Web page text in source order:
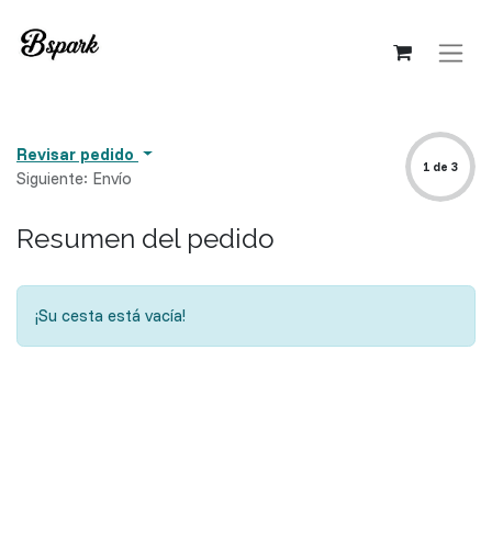
Revisar pedido
Siguiente: Envío
1 de 3
Resumen del pedido
¡Su cesta está vacía!